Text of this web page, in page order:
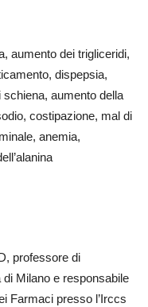
aumento dei trigliceridi,
dispepsia,
aumento della
costipazione, mal di
anemia,
professore di
Milano e responsabile
Farmaci presso l’Irccs